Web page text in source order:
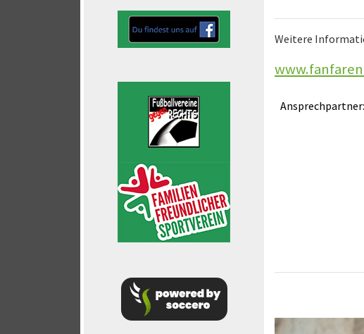
Weitere
Ansprechpartner: